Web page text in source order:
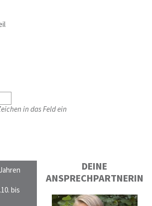
in das Feld ein
bis
DEINE
ANSPRECHPARTNERIN